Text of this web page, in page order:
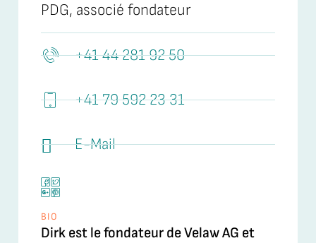
PDG, associé fondateur
+41 44 281 92 50
+41 79 592 23 31
E-Mail
BIO
Dirk est le fondateur de Velaw AG et